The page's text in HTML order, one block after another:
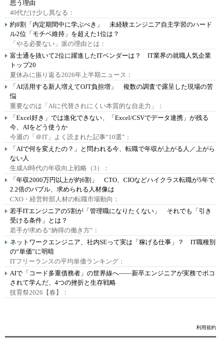
思う理由
40代だけ少し異なる：
約8割「内定期間中に学ぶべき」 未経験エンジニア自主学習のハード
ル2位「モチベ維持」を超えた1位は？
「やる必要ない」派の理由とは：
富士通を抜いて2位に躍進したITベンダーは？ IT業界の就職人気企業
トップ20
夏休みに振り返る2026年上半期ニュース：
「AI活用する新人増えてOJT負担増」 複数の調査で露呈した現場の苦
悩
重要なのは「AIに代替されにくい本質的な自走力」：
「Excel好き」では進化できない、「Excel/CSVでデータ連携」が残る
今、AIをどう使うか
今週の「＠IT」よく読まれた記事“10選”：
「AIで何を変えたの？」と問われる今、転職で年収が上がる人／上がら
ない人
生成AI時代の年収向上戦略（3）：
「年収2000万円以上が約6割」 CTO、CIOなどハイクラス転職が5年で
2.2倍のバブル、求められる人材像は
CXO・経営幹部人材の転職市場動向：
若手ITエンジニアの5割が「管理職になりたくない」 それでも「引き
受ける条件」とは？
若手が求める“納得の働き方”：
ネットワークエンジニア、社内SEって実は「稼げる仕事」？ IT職種別
の“単価”に明暗
ITフリーランスの平均単価ランキング：
AIで「コード多重債務者」の世界線へ――新卒エンジニアが実務でボコ
されて学んだ、4つの挫折と生存戦略
技育祭2026【春】：
利用規約